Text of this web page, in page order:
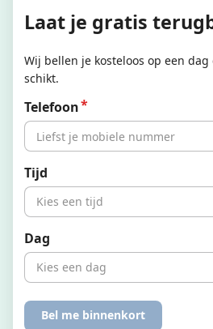
Laat je gratis
Wij bellen je kosteloos op een
schikt.
Telefoon
Tijd
Kies een tijd
Dag
Kies een dag